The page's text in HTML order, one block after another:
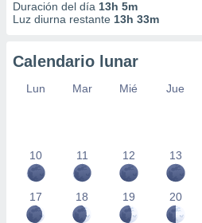
Duración del día 13h 5m
Luz diurna restante 13h 33m
Calendario lunar
Lun Mar Mié Jue
10 11 12 13
17 18 19 20